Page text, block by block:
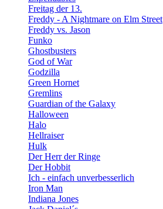
Freitag der 13.
Freddy - A Nightmare on Elm Street
Freddy vs. Jason
Funko
Ghostbusters
God of War
Godzilla
Green Hornet
Gremlins
Guardian of the Galaxy
Halloween
Halo
Hellraiser
Hulk
Der Herr der Ringe
Der Hobbit
Ich - einfach unverbesserlich
Iron Man
Indiana Jones